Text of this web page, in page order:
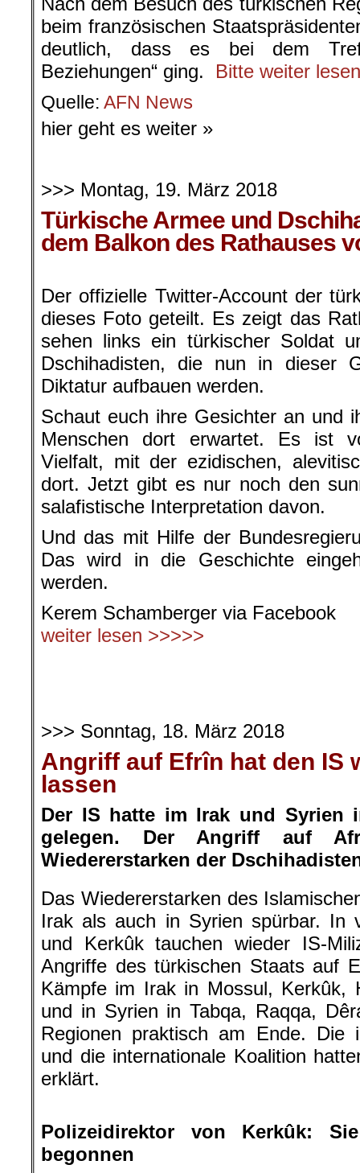
beim französischen
deutlich, dass es bei dem
Beziehungen“ ging. Bitte weiter
Quelle: AFN News
hier geht es weiter »
>>> Montag, 19. März 2018
Türkische Armee und
dem Balkon des Rathauses
Der offizielle Twitter-Account der
dieses Foto geteilt. Es zeigt das
sehen links ein türkischer Soldat
Dschihadisten, die nun in dieser
Diktatur aufbauen werden.
Schaut euch ihre Gesichter an und
Menschen dort erwartet. Es ist
Vielfalt, mit der ezidischen,
dort. Jetzt gibt es nur noch den
salafistische Interpretation davon.
Und das mit Hilfe der
Das wird in die Geschichte
werden.
Kerem Schamberger via Facebook
weiter lesen >>>>>
>>> Sonntag, 18. März 2018
Angriff auf Efrîn hat den IS
lassen
Der IS hatte im Irak und Syrien
gelegen. Der Angriff auf
Wiedererstarken der
Das Wiedererstarken des
Irak als auch in Syrien spürbar. In
und Kerkûk tauchen wieder IS-
Angriffe des türkischen Staats auf
Kämpfe im Irak in Mossul, Kerkûk,
und in Syrien in Tabqa, Raqqa,
Regionen praktisch am Ende. Die
und die internationale Koalition
erklärt.
Polizeidirektor von Kerkûk:
begonnen